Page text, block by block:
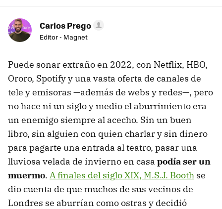
Carlos Prego
Editor - Magnet
Puede sonar extraño en 2022, con Netflix, HBO,
Ororo, Spotify y una vasta oferta de canales de
tele y emisoras —además de webs y redes—, pero
no hace ni un siglo y medio el aburrimiento era
un enemigo siempre al acecho. Sin un buen
libro, sin alguien con quien charlar y sin dinero
para pagarte una entrada al teatro, pasar una
lluviosa velada de invierno en casa podía ser un
muermo. A finales del siglo XIX, M.S.J. Booth se
dio cuenta de que muchos de sus vecinos de
Londres se aburrían como ostras y decidió